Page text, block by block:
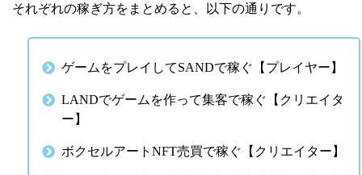
それぞれの稼ぎ方をまとめると、以下の通りです。
ゲームをプレイしてSANDで稼ぐ【プレイヤー】
LANDでゲームを作って集客で稼ぐ【クリエイタ
ー】
ボクセルアートNFT売買で稼ぐ【クリエイター】